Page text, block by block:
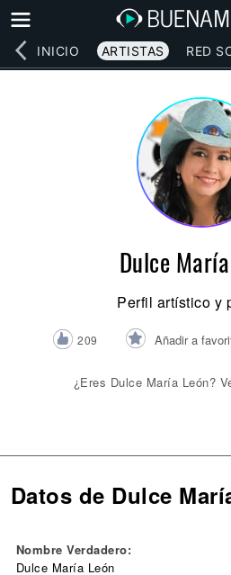
INICIO ARTISTAS RED
Dulce
Perfil artístico y
209 Añadir a
¿Eres Dulce María León?
Datos de Dulce
Nombre Verdadero:
Dulce María León